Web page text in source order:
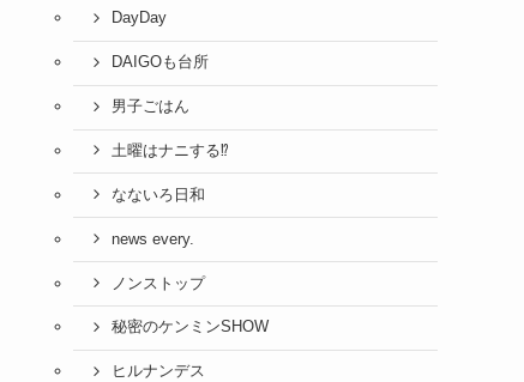
DayDay
DAIGOも台所
男子ごはん
土曜はナニする⁉
なないろ日和
news every.
ノンストップ
秘密のケンミンSHOW
ヒルナンデス